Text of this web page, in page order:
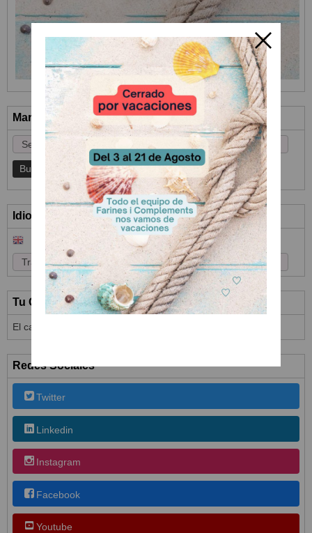
Marcas
Idioma
Tu Carrito (0)
El carrito de la compra está vacío
Redes Sociales
Twitter
Linkedin
Instagram
Facebook
Youtube